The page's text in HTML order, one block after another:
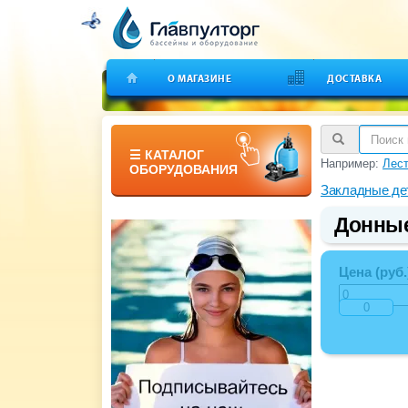
О МАГАЗИНЕ ДОСТАВКА
☰ КАТАЛОГ
ОБОРУДОВАНИЯ
Например:
Закладные
Цена